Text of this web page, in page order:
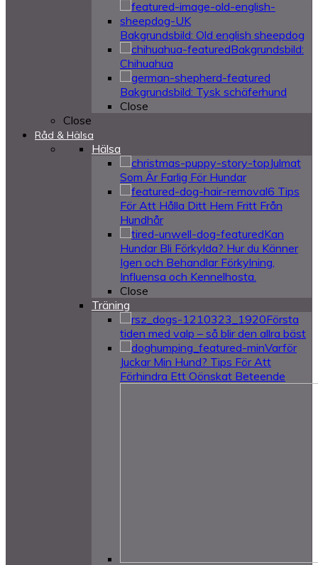
Bakgrundsbild: Old english sheepdog
Bakgrundsbild:
Chihuahua
Bakgrundsbild: Tysk schäferhund
Close
Close
Råd & Hälsa
Hälsa
Julmat
Som Är Farlig För Hundar
6 Tips
För Att Hålla Ditt Hem Fritt Från
Hundhår
Kan
Hundar Bli Förkylda? Hur du Känner
Igen och Behandlar Förkylning,
Influensa och Kennelhosta.
Close
Träning
Första
tiden med valp – så blir den allra bäst
Varför
Juckar Min Hund? Tips För Att
Förhindra Ett Oönskat Beteende